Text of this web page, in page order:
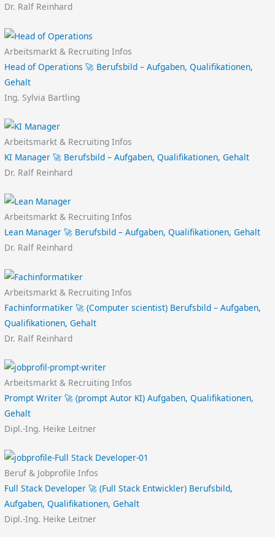
Dr. Ralf Reinhard
Arbeitsmarkt & Recruiting Infos
Head of Operations 🚀 Berufsbild – Aufgaben, Qualifikationen,
Gehalt
Ing. Sylvia Bartling
Arbeitsmarkt & Recruiting Infos
KI Manager 🚀 Berufsbild – Aufgaben, Qualifikationen, Gehalt
Dr. Ralf Reinhard
Arbeitsmarkt & Recruiting Infos
Lean Manager 🚀 Berufsbild – Aufgaben, Qualifikationen, Gehalt
Dr. Ralf Reinhard
Arbeitsmarkt & Recruiting Infos
Fachinformatiker 🚀 (Computer scientist) Berufsbild – Aufgaben,
Qualifikationen, Gehalt
Dr. Ralf Reinhard
Arbeitsmarkt & Recruiting Infos
Prompt Writer 🚀 (prompt Autor KI) Aufgaben, Qualifikationen,
Gehalt
Dipl.-Ing. Heike Leitner
Beruf & Jobprofile Infos
Full Stack Developer 🚀 (Full Stack Entwickler) Berufsbild,
Aufgaben, Qualifikationen, Gehalt
Dipl.-Ing. Heike Leitner